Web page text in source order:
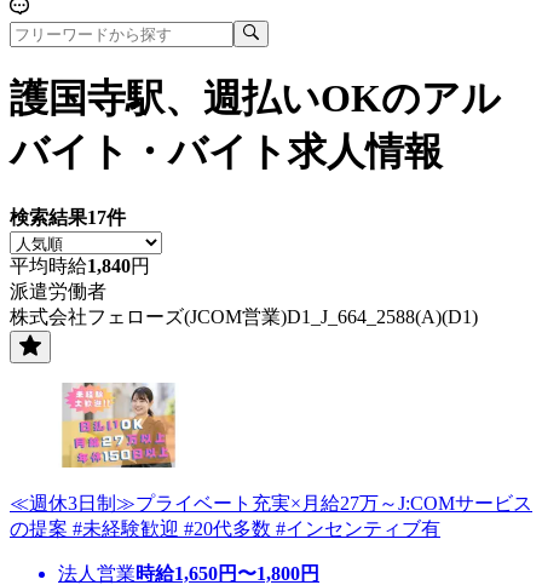
護国寺駅、週払いOKのアル
バイト・バイト求人情報
検索結果17件
平均時給1,840円
派遣労働者
株式会社フェローズ(JCOM営業)D1_J_664_2588(A)(D1)
≪週休3日制≫プライベート充実×月給27万～J:COMサービス
の提案 #未経験歓迎 #20代多数 #インセンティブ有
法人営業時給1,650円〜1,800円